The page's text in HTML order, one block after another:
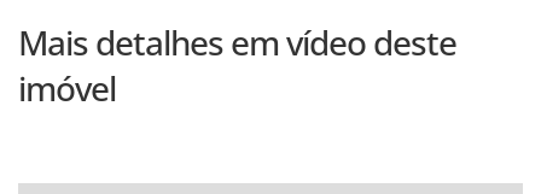
Mais detalhes em vídeo deste
imóvel